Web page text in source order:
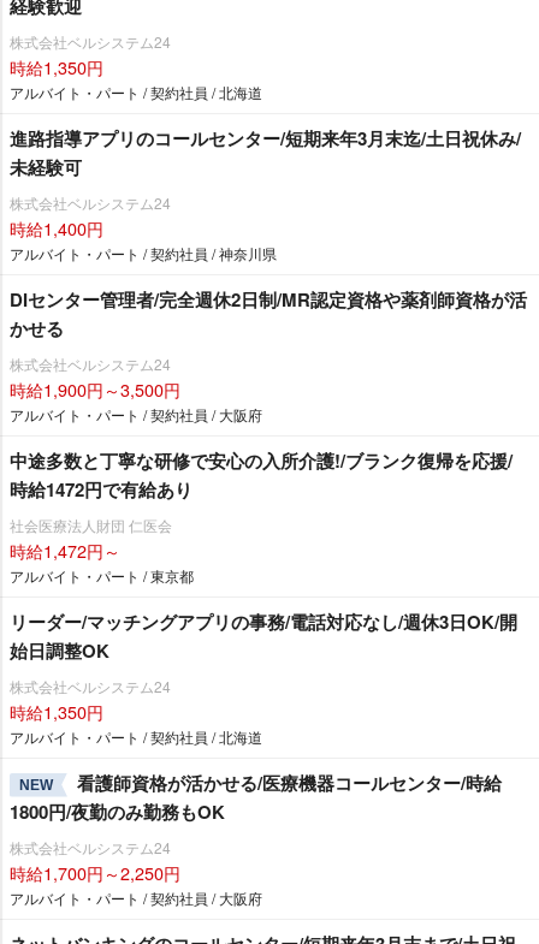
経験歓迎
株式会社ベルシステム24
時給1,350円
アルバイト・パート / 契約社員 / 北海道
進路指導アプリのコールセンター/短期来年3月末迄/土日祝休み/
未経験可
株式会社ベルシステム24
時給1,400円
アルバイト・パート / 契約社員 / 神奈川県
DIセンター管理者/完全週休2日制/MR認定資格や薬剤師資格が活
かせる
株式会社ベルシステム24
時給1,900円～3,500円
アルバイト・パート / 契約社員 / 大阪府
中途多数と丁寧な研修で安心の入所介護!/ブランク復帰を応援/
時給1472円で有給あり
社会医療法人財団 仁医会
時給1,472円～
アルバイト・パート / 東京都
リーダー/マッチングアプリの事務/電話対応なし/週休3日OK/開
始日調整OK
株式会社ベルシステム24
時給1,350円
アルバイト・パート / 契約社員 / 北海道
NEW
看護師資格が活かせる/医療機器コールセンター/時給
1800円/夜勤のみ勤務もOK
株式会社ベルシステム24
時給1,700円～2,250円
アルバイト・パート / 契約社員 / 大阪府